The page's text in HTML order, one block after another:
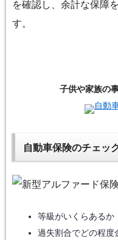
を確認し、余計な保障
す。
子供や家族の
自動
自動車保険のチェッ
等級がいくらあるか
過失割合でどの程度